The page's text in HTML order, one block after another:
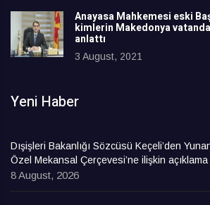
Anayasa Mahkemesi eski
kimlerin Makedonya
anlattı
3 August, 2021
Yeni Haber
Dışişleri Bakanlığı Sözcüsü Keçeli’den
Özel Mekansal Çerçevesi’ne ilişkin açıklama
8 August, 2026